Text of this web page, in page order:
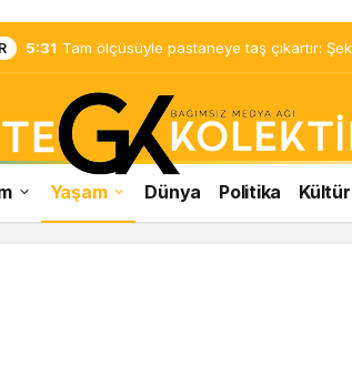
5:31 Tam ölçüsüyle pastaneye taş çıkartır:
Yaşam Dünya Politika